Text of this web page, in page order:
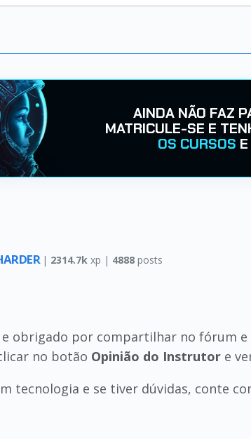
AINDA NÃO FAZ
MATRICULE-SE E
OS CURSOS
| 2314.7k xp | 4888 posts
obrigado por compartilhar no fórum
no botão Opinião do Instrutor e
tecnologia e se tiver dúvidas, conte